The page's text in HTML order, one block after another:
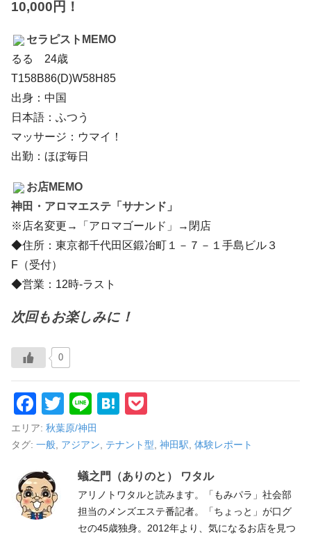
10,000円！
セラピストMEMO
るる 24歳
T158B86(D)W58H85
出身：中国
日本語：ふつう
マッサージ：ウマイ！
出勤：ほぼ毎日
お店MEMO
神田・アロマエステ「サナンド」
※店名変更→「アロマゴールド」→閉店
◆住所：東京都千代田区鍛冶町１－７－１手島ビル３
F（受付）
◆営業：12時-ラスト
次回もお楽しみに！
0
F
a
c
e
b
o
T
wi
tt
er
Li
n
e
H
e
n
a
ck
et
エリア: 秋葉原/神田
タグ: 一般, アジアン, テナント型, 神田駅, 体験レポート
蟻之門（ありのと） ワタル
アリノトワタルと読みます。「もみパラ」社会部
担当のメンズエステ番記者。「ちょっと」が口グ
セの45歳独身。2012年より、気になるお店を見つ